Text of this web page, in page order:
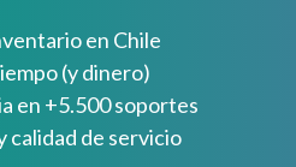
en Chile
(y dinero)
en +5.500 soportes
calidad de servicio